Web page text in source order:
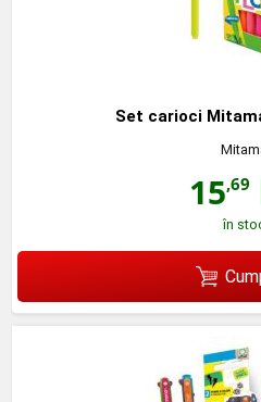
Set carioci
15,69
în